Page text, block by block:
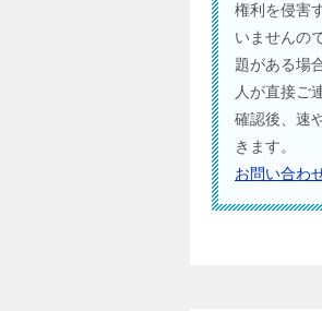
権利を侵害
いませんの
題がある場
人が直接ご
確認後、速
きます。
お問い合わ